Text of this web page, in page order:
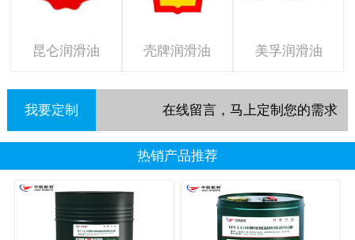
昆仑润滑油 壳牌润滑油 美孚润滑油
我要定制 在线留言，马上定制您的需求
热销产品推荐